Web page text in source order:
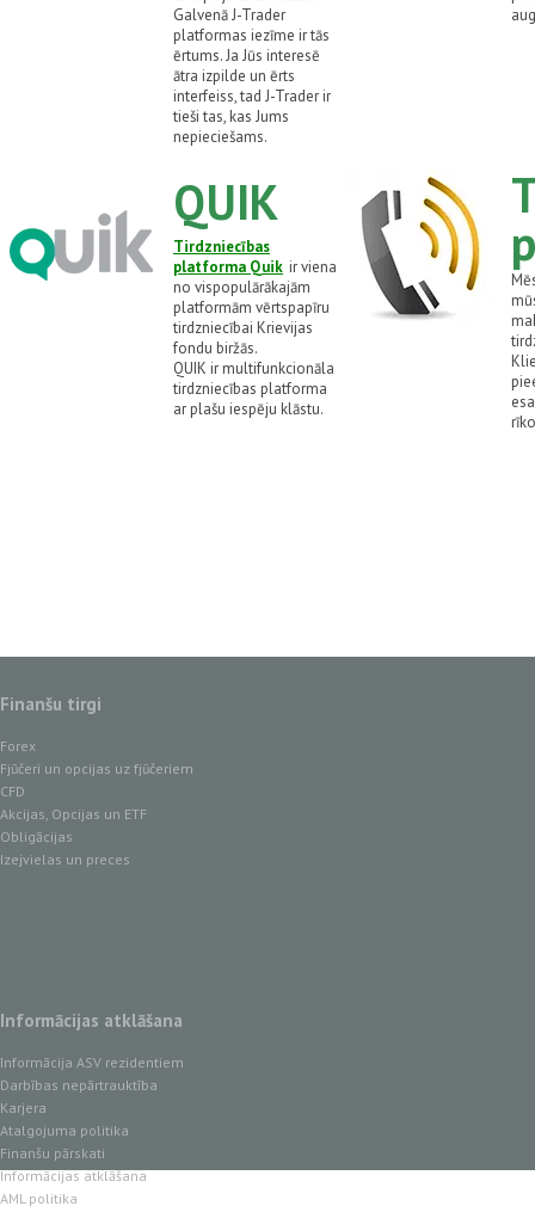
Galvenā J-Trader
platformas iezīme ir tās
ērtums. Ja Jūs interesē
ātra izpilde un ērts
interfeiss, tad J-Trader ir
tieši tas, kas Jums
nepieciešams.
QUIK
Tirdzniecības
platforma Quik ir viena
no vispopulārākajām
platformām vērtspapīru
tirdzniecībai Krievijas
fondu biržās.
QUIK ir multifunkcionāla
tirdzniecības platforma
ar plašu iespēju klāstu.
Finanšu tirgi
Forex
Fjūčeri un opcijas uz fjūčeriem
CFD
Akcijas, Opcijas un ETF
Obligācijas
Izejvielas un preces
Informācijas atklāšana
Informācija ASV rezidentiem
Darbības nepārtrauktība
Karjera
Atalgojuma politika
Finanšu pārskati
Informācijas atklāšana
AML politika